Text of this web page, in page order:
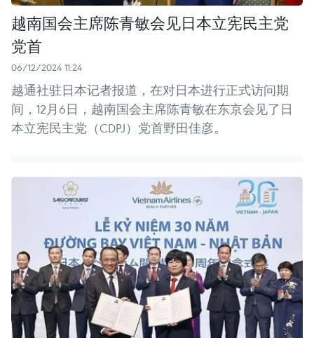
越南国会主席陈青敏会见日本立宪民主党
党首
06/12/2024 11:24
越通社驻日本记者报道，在对日本进行正式访问期
间，12月6日，越南国会主席陈青敏在东京会见了日
本立宪民主党（CDPJ）党首野田佳彦。